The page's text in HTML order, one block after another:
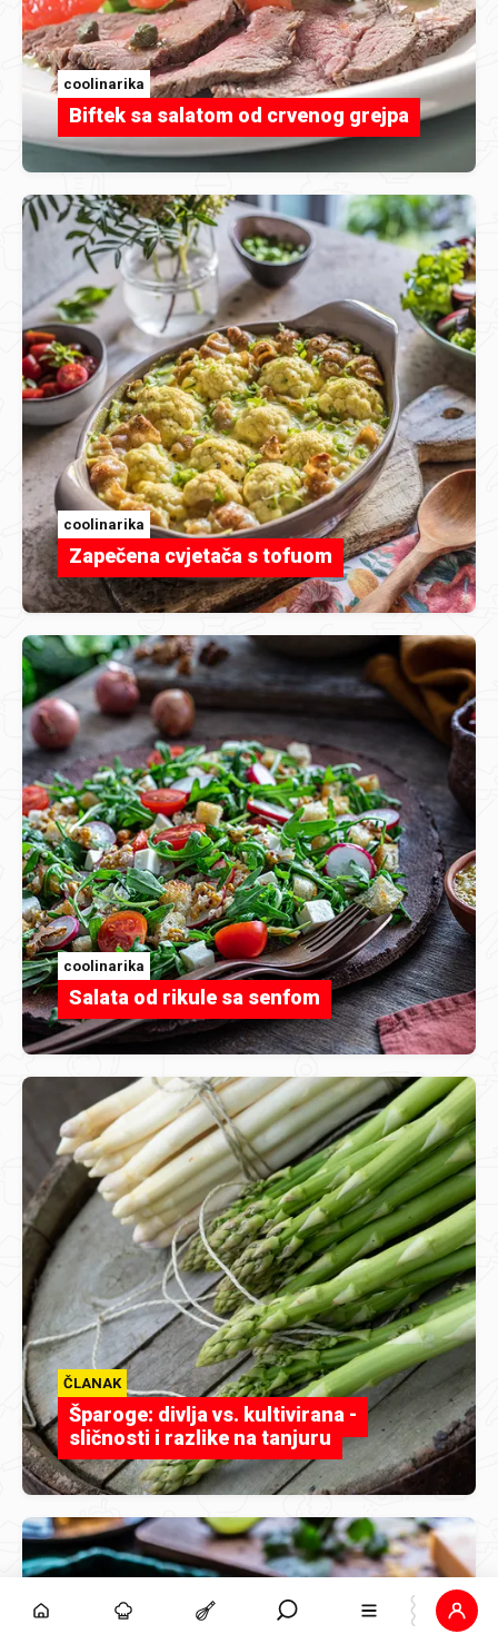
coolinarika
Biftek sa salatom od crvenog grejpa
coolinarika
Zapečena cvjetača s tofuom
coolinarika
Salata od rikule sa senfom
ČLANAK
Šparoge: divlja vs. kultivirana -
sličnosti i razlike na tanjuru